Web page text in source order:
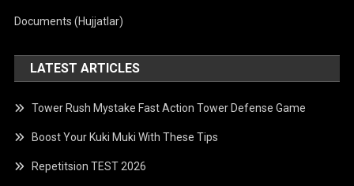
Documents (Hujjatlar)
LATEST ARTICLES
Tower Rush Mystake Fast Action Tower Defense Game
Boost Your Kuki Muki With These Tips
Repetitsion TEST 2026